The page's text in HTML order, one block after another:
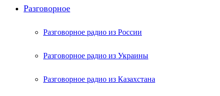
Разговорное
Разговорное радио из России
Разговорное радио из Украины
Разговорное радио из Казахстана